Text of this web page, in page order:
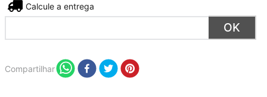
Não sei meu CEP
Compartilhar